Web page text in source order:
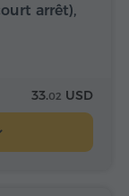
arrêt),
33.02 USD